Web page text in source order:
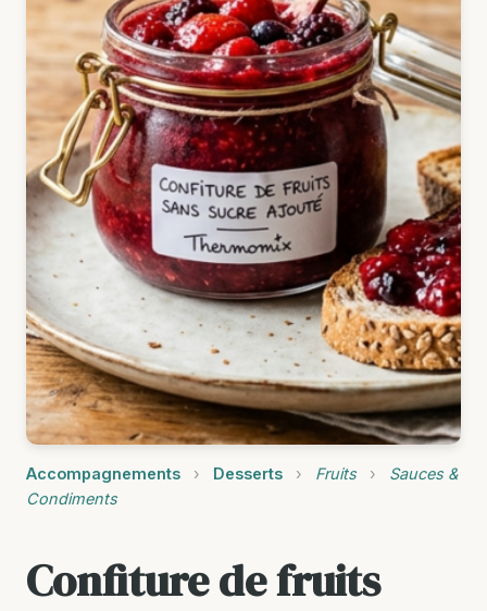
Accompagnements › Desserts › Fruits ›
Sauces &
Condiments
Confiture de fruits